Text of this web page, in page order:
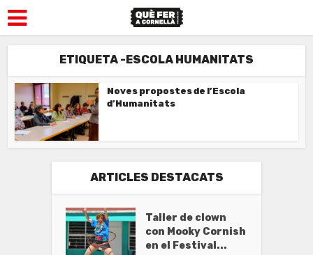
ETIQUETA -ESCOLA HUMANITATS
Noves propostes de l’Escola
d’Humanitats
ARTICLES DESTACATS
Taller de clown
con Mooky Cornish
en el Festival...